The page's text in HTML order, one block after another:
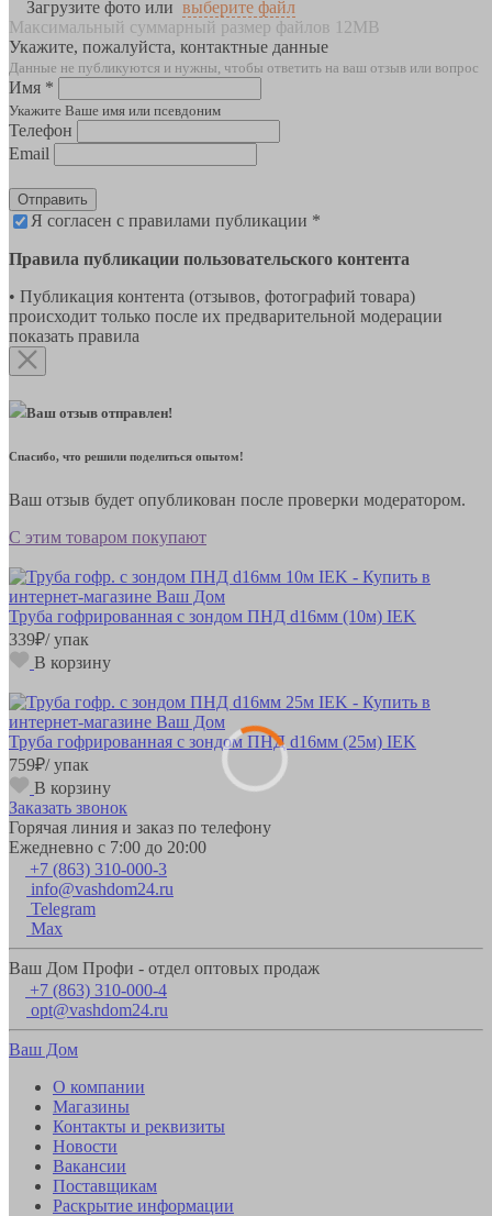
Загрузите фото или выберите файл
Максимальный суммарный размер файлов 12MB
Укажите, пожалуйста, контактные данные
Данные не публикуются и нужны, чтобы ответить на ваш отзыв или вопрос
Имя *
Укажите Ваше имя или псевдоним
Телефон
Email
Отправить
Я согласен с правилами публикации *
Правила публикации пользовательского контента
• Публикация контента (отзывов, фотографий товара)
происходит только после их предварительной модерации
показать правила
Ваш отзыв отправлен!
Спасибо, что решили поделиться опытом!
Ваш отзыв будет опубликован после проверки модератором.
С этим товаром покупают
Труба гофрированная с зондом ПНД d16мм (10м) IEK
339₽/ упак
В корзину
Труба гофрированная с зондом ПНД d16мм (25м) IEK
759₽/ упак
В корзину
Заказать звонок
Горячая линия и заказ по телефону
Ежедневно с 7:00 до 20:00
+7 (863) 310-000-3
info@vashdom24.ru
Telegram
Max
Ваш Дом Профи - отдел оптовых продаж
+7 (863) 310-000-4
opt@vashdom24.ru
Ваш Дом
О компании
Магазины
Контакты и реквизиты
Новости
Вакансии
Поставщикам
Раскрытие информации